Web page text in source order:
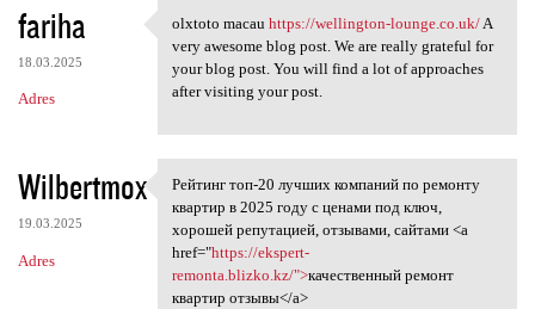
fariha
18.03.2025
Adres
olxtoto macau https:/
olxtoto macau https://wellington-lounge.co.uk/A
very awesome blog post. We are really grateful for
your blog post. You will find a lot of approaches
after visiting your post.
Wilbertmox
19.03.2025
Adres
Рейтинг топ-20 лучших
Рейтинг топ-20 лучших компаний по ремонту
квартир в 2025 году с ценами под ключ,
хорошей репутацией, отзывами, сайтами <a
href="https://ekspert-
remonta.blizko.kz/">качественный ремонт
квартир отзывы</a>